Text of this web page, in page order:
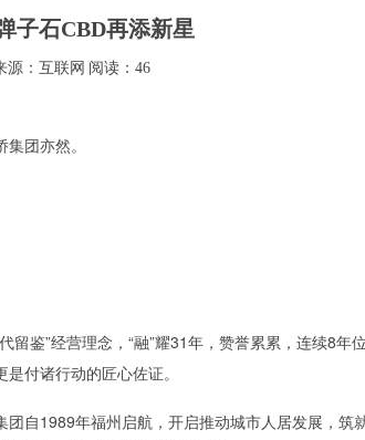
子石CBD再添新星
源：互联网 阅读：46
团亦然。
鉴”经营理念，“融”耀31年，赞誉累累，连续8年
付诸行动的匠心佐证。
自1989年福州启航，开启推动城市人居发展，筑